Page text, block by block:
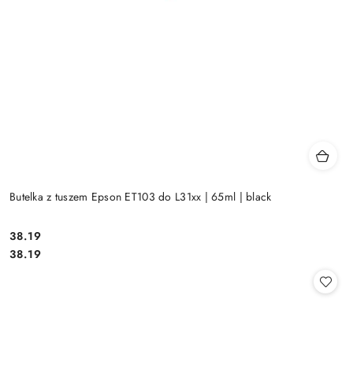
Butelka z tuszem Epson ET103 do L31xx | 65ml | black
Cena:
38.19
Cena:
38.19